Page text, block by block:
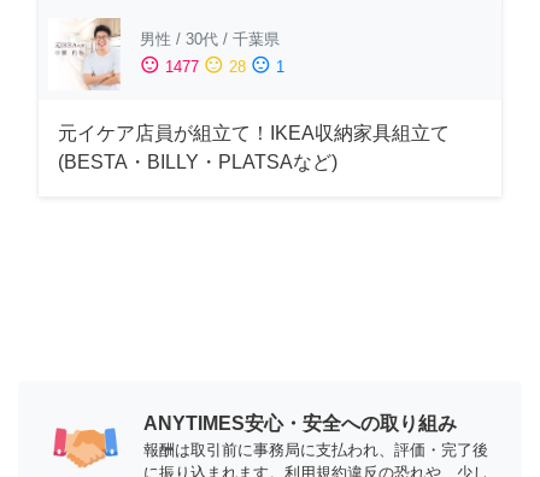
男性 / 30代 / 千葉県
sentiment_satisfied 1477 sentiment_neutral 28 sentiment_dissatisfied 1
元イケア店員が組立て！IKEA収納家具組立て
(BESTA・BILLY・PLATSAなど)
ANYTIMES安心・安全への取り組み
報酬は取引前に事務局に支払われ、評価・完了後
に振り込まれます。利用規約違反の恐れや、少し